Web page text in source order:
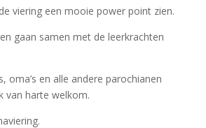
viering een mooie power point zien.
gaan samen met de leerkrachten
oma’s en alle andere parochianen
van harte welkom.